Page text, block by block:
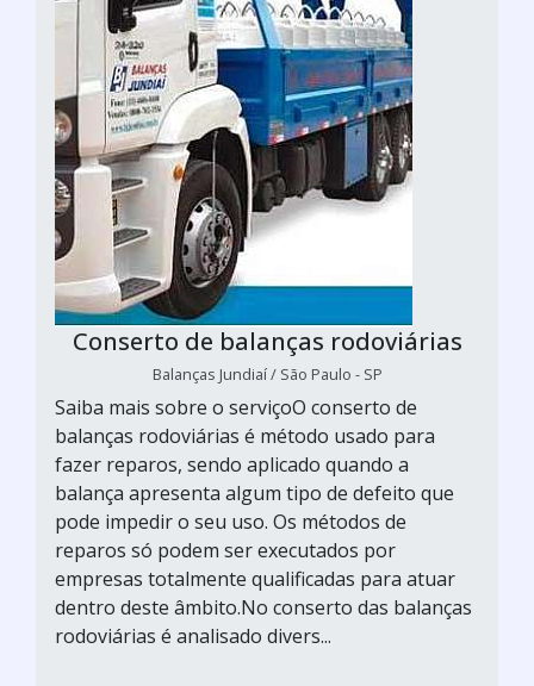
Conserto de balanças rodoviárias
Balanças Jundiaí / São Paulo - SP
Saiba mais sobre o serviçoO conserto de
balanças rodoviárias é método usado para
fazer reparos, sendo aplicado quando a
balança apresenta algum tipo de defeito que
pode impedir o seu uso. Os métodos de
reparos só podem ser executados por
empresas totalmente qualificadas para atuar
dentro deste âmbito.No conserto das balanças
rodoviárias é analisado divers...